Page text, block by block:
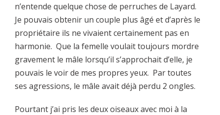
n’entende quelque chose de perruches de Layard.
Je pouvais obtenir un couple plus âgé et d’après le
propriétaire ils ne vivaient certainement pas en
harmonie. Que la femelle voulait toujours mordre
gravement le mâle lorsqu’il s’approchait d’elle, je
pouvais le voir de mes propres yeux. Par toutes
ses agressions, le mâle avait déjà perdu 2 ongles.
Pourtant j’ai pris les deux oiseaux avec moi à la